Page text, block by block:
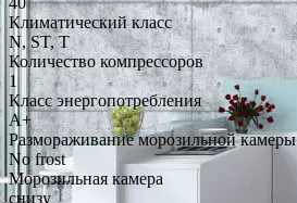
Климатический класс
N, ST, T
Количество компрессоров
1
Класс энергопотребления
A+
Размораживание морозильной камеры
No frost
Морозильная камера
снизу